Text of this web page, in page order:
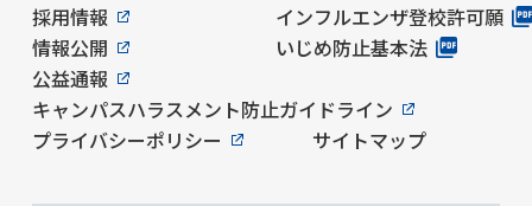
採用情報
インフルエンザ登校許可願
情報公開
いじめ防止基本法
公益通報
キャンパスハラスメント防止ガイドライン
プライバシーポリシー
サイトマップ